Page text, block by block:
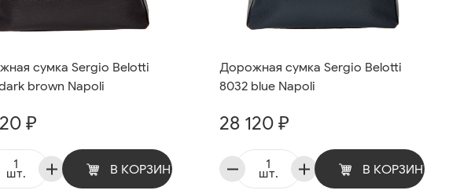
сумка Sergio Belotti
brown Napoli
₽
шт. В КОРЗИНУ
Дорожная сумка Sergio Belotti
8032 blue Napoli
28 120 ₽
шт. В КОРЗИНУ